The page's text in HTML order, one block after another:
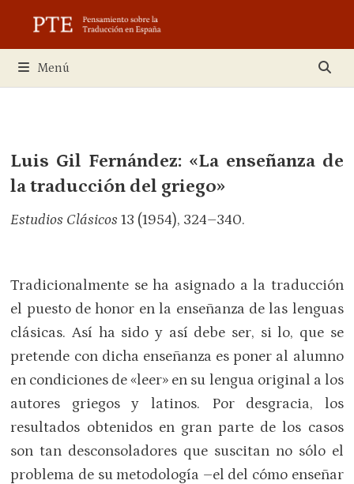
contenido
Menú
Luis Gil Fernández: «La enseñanza de
la traducción del griego»
Estudios Clásicos 13 (1954), 324–340.
Tradicionalmente se ha asignado a la traducción
el puesto de honor en la enseñanza de las lenguas
clásicas. Así ha sido y así debe ser, si lo, que se
pretende con dicha enseñanza es poner al alumno
en condiciones de «leer» en su lengua original a los
autores griegos y latinos. Por desgracia, los
resultados obtenidos en gran parte de los casos
son tan desconsoladores que suscitan no sólo el
problema de su metodología –el del cómo enseñar